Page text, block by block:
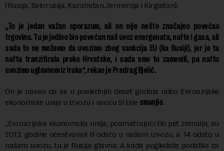
(Rusija, Belorusija, Kazahstan,Jermenija i Kirgistan).
„To je jedan važan sporazum, ali on nije nešto značajno povećao
trgovinu. Tu je jedino bio povećan naš uvoz energenata, nafte i gasa, ali
sada to ne možemo da uvozimo zbog sankcija EU (ka Rusiji), jer je ta
nafta tranzitirala preko Hrvatske, i sada smo to zamenili, pa naftu
uvozimo uglavnom iz Iraka“, rekao je Predrag Bjelić.
On je naveo da se u poslednjih deset godina udeo Evroazijske
ekonomske unije u izvozu i uvozu Srbije smanjio.
„Еvroazijska ekonomska unija, posmatrajući tih pet zemalja, su
2013. godine učestvovali 8 odsto u našem izvozu, a 14 odsto u
našem uvozu, tu je Rusija glavna. A kada pogledate podatke za